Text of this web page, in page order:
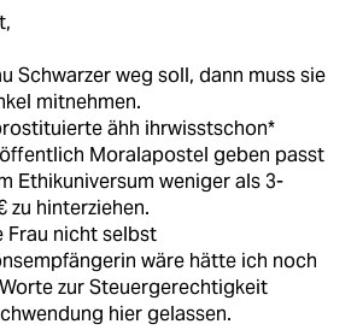
Schwarzer weg soll, dann muss sie
mitnehmen.
ähh ihrwisstschon*
Moralapostel geben passt
Ethikuniversum weniger als 3-
zu hinterziehen.
Frau nicht selbst
wäre hätte ich noch
zur Steuergerechtigkeit
hier gelassen.